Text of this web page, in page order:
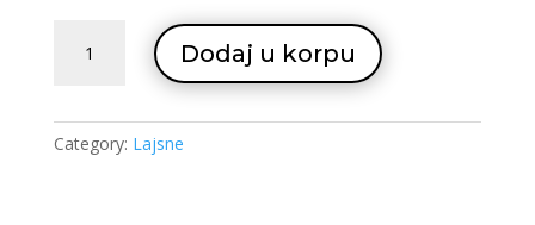
quantity
Dodaj u korpu
Category: Lajsne